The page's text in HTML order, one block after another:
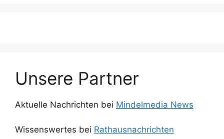
Unsere Partner
Aktuelle Nachrichten bei Mindelmedia News
Wissenswertes bei Rathausnachrichten